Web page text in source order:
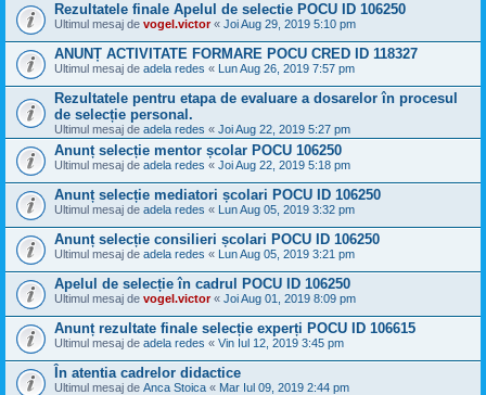
Rezultatele finale Apelul de selectie POCU ID 106250
Ultimul mesaj de vogel.victor« Joi Aug 29, 2019 5:10 pm
ANUNȚ ACTIVITATE FORMARE POCU CRED ID 118327
Ultimul mesaj de adela redes « Lun Aug 26, 2019 7:57 pm
Rezultatele pentru etapa de evaluare a dosarelor în procesul
de selecție personal.
Ultimul mesaj de adela redes « Joi Aug 22, 2019 5:27 pm
Anunț selecție mentor școlar POCU 106250
Ultimul mesaj de adela redes « Joi Aug 22, 2019 5:18 pm
Anunț selecție mediatori școlari POCU ID 106250
Ultimul mesaj de adela redes « Lun Aug 05, 2019 3:32 pm
Anunț selecție consilieri școlari POCU ID 106250
Ultimul mesaj de adela redes « Lun Aug 05, 2019 3:21 pm
Apelul de selecție în cadrul POCU ID 106250
Ultimul mesaj de vogel.victor« Joi Aug 01, 2019 8:09 pm
Anunț rezultate finale selecție experți POCU ID 106615
Ultimul mesaj de adela redes « Vin Iul 12, 2019 3:45 pm
În atentia cadrelor didactice
Ultimul mesaj de Anca Stoica « Mar Iul 09, 2019 2:44 pm